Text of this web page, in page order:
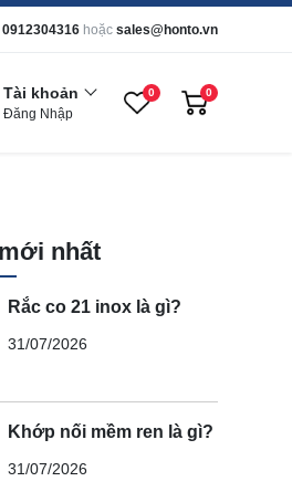
0912304316 hoặc sales@honto.vn
Tài khoản
Đăng Nhập
0 0
nhất
Rắc co 21 inox là gì?
31/07/2026
Khớp nối mềm ren là gì?
31/07/2026